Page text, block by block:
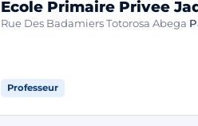
Ecole Primaire Privee
Rue Des Badamiers Totorosa Abega
Professeur